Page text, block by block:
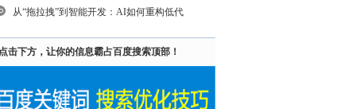
从“拖拉拽”到智能开发：AI如何重构低代
击下方，让你的信息霸占百度搜索顶部！